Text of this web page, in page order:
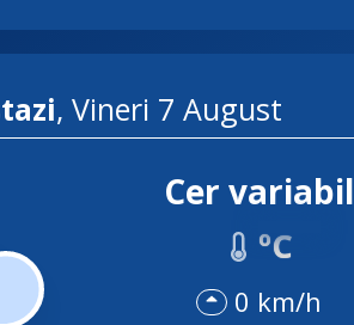
, Vineri 7 August
Cer variabil
ºC
0 km/h